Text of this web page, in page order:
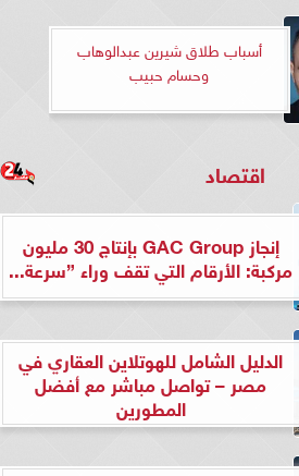
أسباب طلاق شيرين عبدالوهاب
وحسام حبيب
اقتصاد
إنجاز GAC Group بإنتاج 30 مليون
مركبة: الأرقام التي تقف وراء ”سرعة...
الدليل الشامل للهوتلاين العقاري في
مصر – تواصل مباشر مع أفضل
المطورين